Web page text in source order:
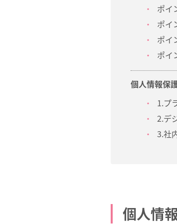
ポイ
ポイ
ポイ
ポイ
個人情報保
1.プ
2.デ
3.社
個人情